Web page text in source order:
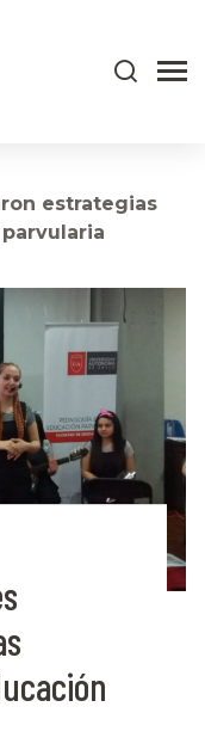
estrategias